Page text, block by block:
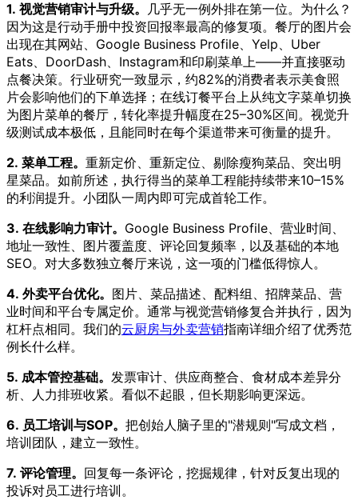
1. 视觉营销审计与升级。 几乎无一例外排在第一位。为什么？
因为这是行动手册中投资回报率最高的修复项。餐厅的图片会
出现在其网站、Google Business Profile、Yelp、Uber
Eats、DoorDash、Instagram和印刷菜单上——并直接驱动
点餐决策。行业研究一致显示，约82%的消费者表示美食照
片会影响他们的下单选择；在线订餐平台上从纯文字菜单切换
为图片菜单的餐厅，转化率提升幅度在25–30%区间。视觉升
级测试成本极低，且能同时在每个渠道带来可衡量的提升。
2. 菜单工程。 重新定价、重新定位、剔除瘦狗菜品、突出明
星菜品。如前所述，执行得当的菜单工程能持续带来10–15%
的利润提升。小团队一周内即可完成首轮工作。
3. 在线影响力审计。 Google Business Profile、营业时间、
地址一致性、图片覆盖度、评论回复频率，以及基础的本地
SEO。对大多数独立餐厅来说，这一项的门槛低得惊人。
4. 外卖平台优化。 图片、菜品描述、配料组、招牌菜品、营
业时间和平台专属定价。通常与视觉营销修复合并执行，因为
杠杆点相同。我们的云厨房与外卖营销指南详细介绍了优秀范
例长什么样。
5. 成本管控基础。 发票审计、供应商整合、食材成本差异分
析、人力排班收紧。看似不起眼，但长期影响更深远。
6. 员工培训与SOP。 把创始人脑子里的"潜规则"写成文档，
培训团队，建立一致性。
7. 评论管理。 回复每一条评论，挖掘规律，针对反复出现的
投诉对员工进行培训。